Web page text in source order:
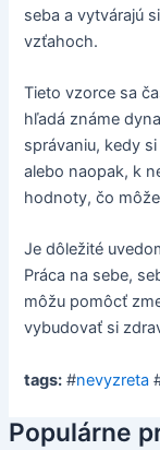
seba a vytvárajú
vzťahoch.
Tieto vzorce sa
hľadá známe
správaniu, kedy
alebo naopak, k
hodnoty, čo
Je dôležité
Práca na sebe,
môžu pomôcť
vybudovať si
tags: #nevyzreta
Populárne